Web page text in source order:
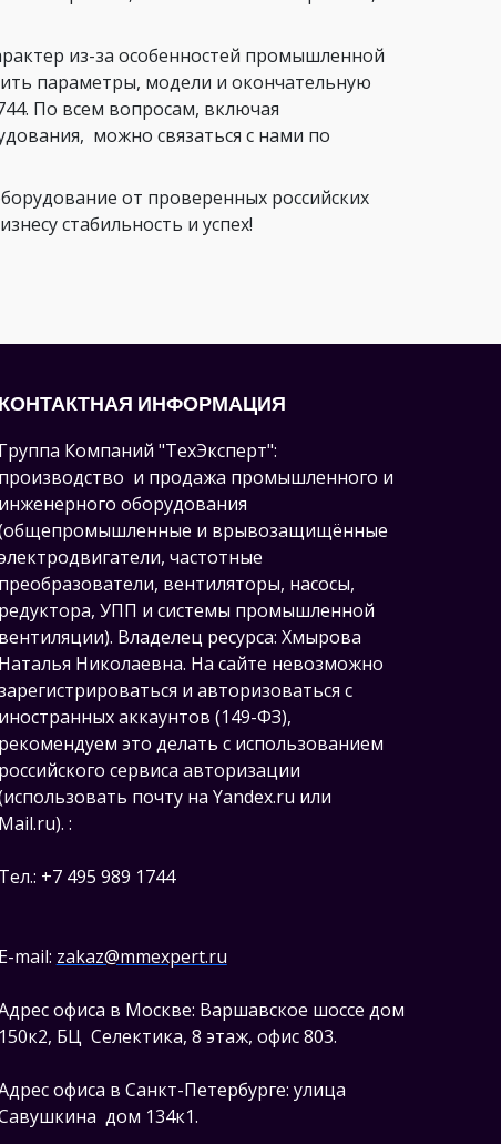
из-за особенностей промышленной
параметры, модели и окончательную
По всем вопросам, включая
можно связаться с нами по
от проверенных российских
стабильность и успех!
КОНТАКТНАЯ ИНФОРМАЦИЯ
Группа Компаний "ТехЭксперт":
производство и продажа промышленного и
инженерного оборудования
и врывозащищённые
частотные
преобразователи, вентиляторы, насосы,
редуктора, УПП и системы промышленной
вентиляции). Владелец ресурса: Хмырова
Наталья Николаевна. На сайте невозможно
и авторизоваться с
иностранных аккаунтов (149-ФЗ),
рекомендуем это делать с использованием
российского сервиса авторизации
почту на Yandex.ru или
Mail.ru). :
Тел.: +7 495 989 1744
E-mail: zakaz@mmexpert.ru
офиса в Москве: Варшавское шоссе дом
150к2, БЦ Селектика, 8 этаж, офис 803.
офиса в Санкт-Петербурге: улица
дом 134к1.